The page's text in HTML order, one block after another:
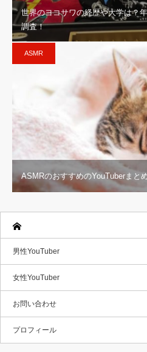
世界のヨコサワの経歴や大学は？
調査！
ASMR
ASMRのおすすめのYouTuberまと
男性YouTuber
女性YouTuber
お問い合わせ
プロフィール